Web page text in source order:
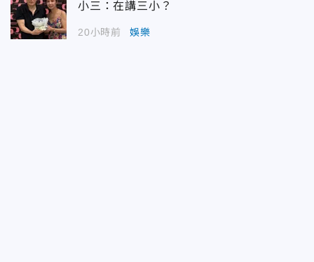
小三：在講三小？
20小時前 娛樂